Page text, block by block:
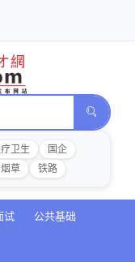
卫生
国企
烟草 铁路
试 公共基础